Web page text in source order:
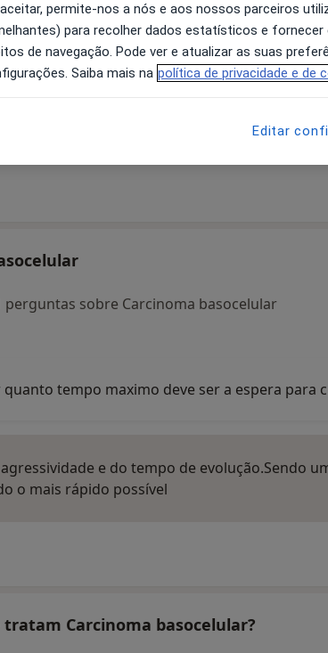
sobre Carcinoma basocelular
tempo maximo deve ser a espera para
e do tempo de evolução.Sendo
o mais rápido possível
Carcinoma basocelular?
permite-nos a nós e aos nossos parceiros
para recolher dados estatísticos e
de navegação. Pode ver e atualizar as suas
Saiba mais na política de privacidade e de
Editar